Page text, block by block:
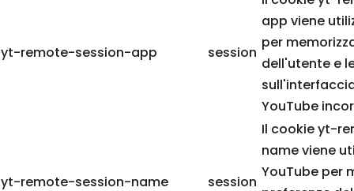
yt-remote-session-app session
app viene
per
dell'utente e
YouTube
yt-remote-session-name session
Il cookie yt-
name viene
YouTube per